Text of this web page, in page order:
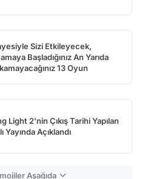
Sizi Etkileyecek,
Başladığınız An Yarıda
13 Oyun
Light 2'nin Çıkış Tarihi Yapılan
Yayında Açıklandı
Aşağıda